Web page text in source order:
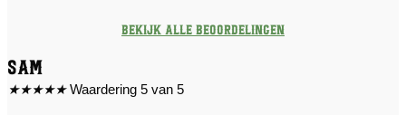
Bekijk alle beoordelingen
Sam
★★★★★ Waardering 5 van 5